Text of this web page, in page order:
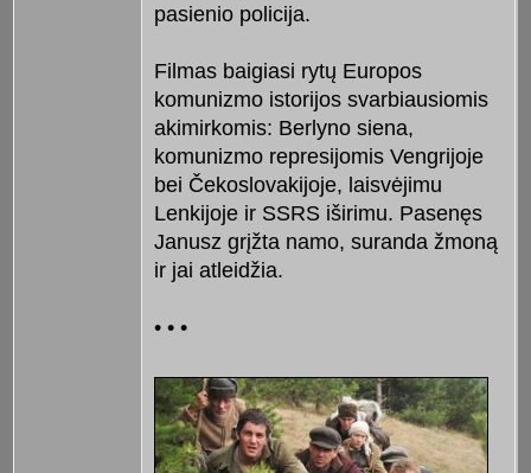
pasienio policija.
Filmas baigiasi rytų Europos
komunizmo istorijos svarbiausiomis
akimirkomis: Berlyno siena,
komunizmo represijomis Vengrijoje
bei Čekoslovakijoje, laisvėjimu
Lenkijoje ir SSRS iširimu. Pasenęs
Janusz grįžta namo, suranda žmoną
ir jai atleidžia.
• • •